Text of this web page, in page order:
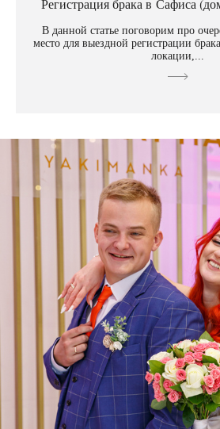
Регистрация брака в Сафиса
В данной статье поговорим про
место для выездной регистрации
локации,...